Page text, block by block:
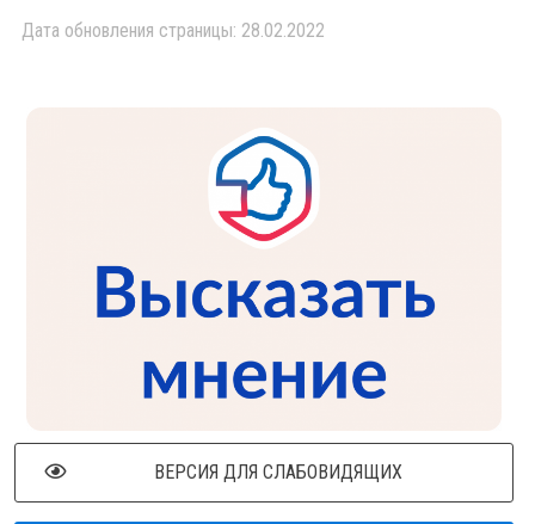
Дата обновления страницы: 28.02.2022
ВЕРСИЯ ДЛЯ СЛАБОВИДЯЩИХ